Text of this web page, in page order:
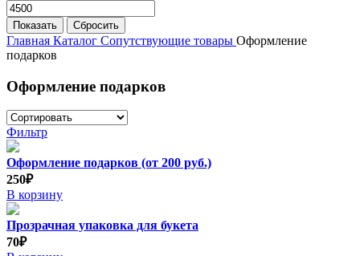
Главная Каталог Сопутствующие товары Оформление
подарков
Оформление подарков
Фильтр
Оформление подарков (от 200 руб.)
250₽
В корзину
Прозрачная упаковка для букета
70₽